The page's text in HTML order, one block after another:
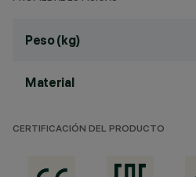
Peso (kg)
Material
CERTIFICACIÓN DEL PRODUCTO